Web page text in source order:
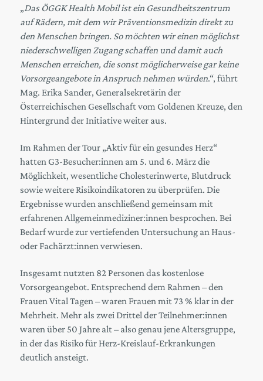
„Das ÖGGK Health Mobil ist ein Gesundheitszentrum
auf Rädern, mit dem wir Präventionsmedizin direkt zu
den Menschen bringen. So möchten wir einen möglichst
niederschwelligen Zugang schaffen und damit auch
Menschen erreichen, die sonst möglicherweise gar keine
Vorsorgeangebote in Anspruch nehmen würden.“, führt
Mag. Erika Sander, Generalsekretärin der
Österreichischen Gesellschaft vom Goldenen Kreuze, den
Hintergrund der Initiative weiter aus.
Im Rahmen der Tour „Aktiv für ein gesundes Herz“
hatten G3-Besucher:innen am 5. und 6. März die
Möglichkeit, wesentliche Cholesterinwerte, Blutdruck
sowie weitere Risikoindikatoren zu überprüfen. Die
Ergebnisse wurden anschließend gemeinsam mit
erfahrenen Allgemeinmediziner:innen besprochen. Bei
Bedarf wurde zur vertiefenden Untersuchung an Haus-
oder Fachärzt:innen verwiesen.
Insgesamt nutzten 82 Personen das kostenlose
Vorsorgeangebot. Entsprechend dem Rahmen – den
Frauen Vital Tagen – waren Frauen mit 73 % klar in der
Mehrheit. Mehr als zwei Drittel der Teilnehmer:innen
waren über 50 Jahre alt – also genau jene Altersgruppe,
in der das Risiko für Herz-Kreislauf-Erkrankungen
deutlich ansteigt.